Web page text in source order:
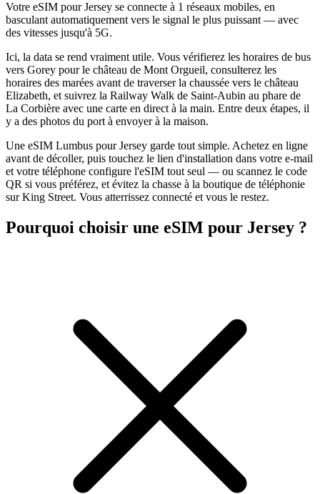
Votre eSIM pour Jersey se connecte à 1 réseaux mobiles, en
basculant automatiquement vers le signal le plus puissant — avec
des vitesses jusqu'à 5G.
Ici, la data se rend vraiment utile. Vous vérifierez les horaires de bus
vers Gorey pour le château de Mont Orgueil, consulterez les
horaires des marées avant de traverser la chaussée vers le château
Elizabeth, et suivrez la Railway Walk de Saint-Aubin au phare de
La Corbière avec une carte en direct à la main. Entre deux étapes, il
y a des photos du port à envoyer à la maison.
Une eSIM Lumbus pour Jersey garde tout simple. Achetez en ligne
avant de décoller, puis touchez le lien d'installation dans votre e-mail
et votre téléphone configure l'eSIM tout seul — ou scannez le code
QR si vous préférez, et évitez la chasse à la boutique de téléphonie
sur King Street. Vous atterrissez connecté et vous le restez.
Pourquoi choisir une eSIM pour Jersey ?